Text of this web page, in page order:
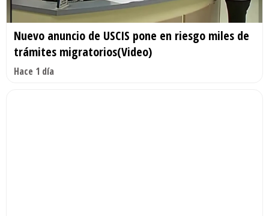
Nuevo anuncio de USCIS pone en riesgo miles de
trámites migratorios(Video)
Hace 1 día